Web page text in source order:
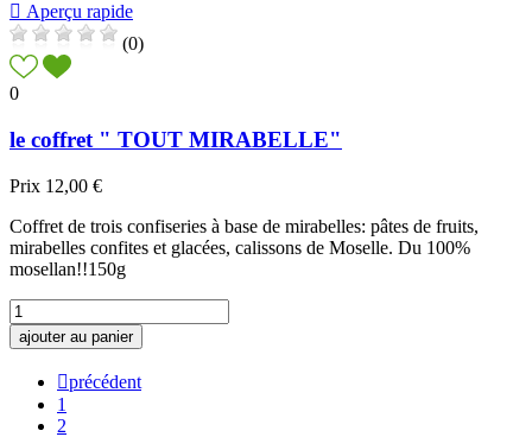
 Aperçu rapide
(0)
0
le coffret " TOUT MIRABELLE"
Prix 12,00 €
Coffret de trois confiseries à base de mirabelles: pâtes de fruits,
mirabelles confites et glacées, calissons de Moselle. Du 100%
mosellan!!150g
ajouter au panier
précédent
1
2